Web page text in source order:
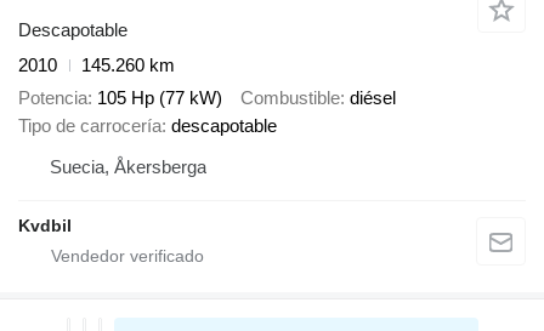
Descapotable
2010
145.260 km
Potencia 105 Hp (77 kW) Combustible diésel
Tipo de carrocería descapotable
Suecia, Åkersberga
Kvdbil